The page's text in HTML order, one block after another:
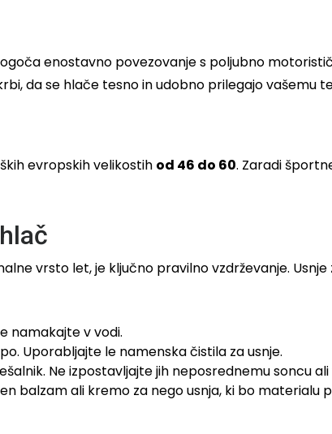
enostavno povezovanje s poljubno
da se hlače tesno in udobno prilegajo vašemu
evropskih velikostih od 46 do 60. Zaradi
vrsto let, je ključno pravilno vzdrževanje.
namakajte v vodi.
Uporabljajte le namenska čistila za usnje.
Ne izpostavljajte jih neposrednemu soncu
balzam ali kremo za nego usnja, ki bo materialu